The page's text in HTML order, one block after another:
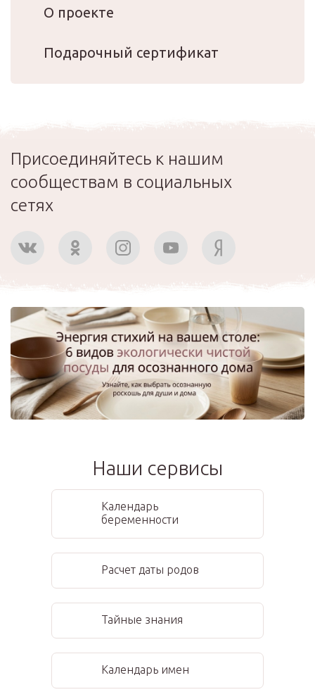
О проекте
Подарочный сертификат
Присоединяйтесь к нашим
сообществам в социальных
сетях
Наши сервисы
Календарь
беременности
Расчет даты родов
Тайные знания
Календарь имен